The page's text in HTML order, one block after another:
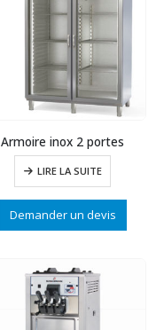
Armoire inox 2 portes
LIRE LA SUITE
Demander un devis